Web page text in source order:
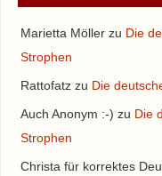
Marietta Möllerzu Die
Strophen
Rattofatzzu Die
Auch Anonym :-) zu Die
Strophen
Christa für korrektes